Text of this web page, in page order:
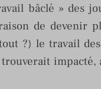
bâclé » des
de devenir
?) le travail
trouverait